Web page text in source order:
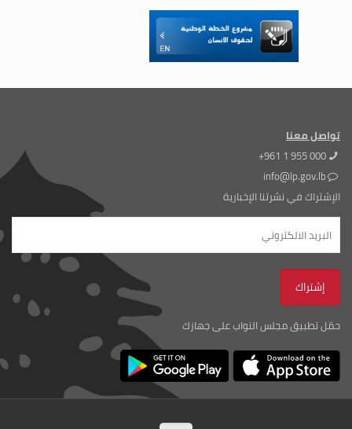
تواصل معنا
+961 1 955 000
info@lp.gov.lb
الإشتراك في نشرتنا الإخبارية
حمّل تطبيق مجلس النواب على جهازك